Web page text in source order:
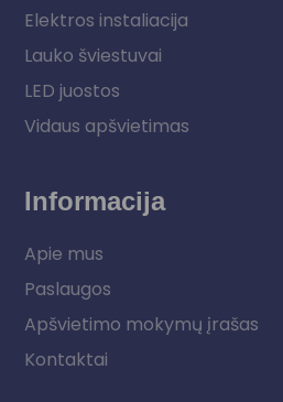
Elektros instaliacija
Lauko šviestuvai
LED juostos
Vidaus apšvietimas
Informacija
Apie mus
Paslaugos
Apšvietimo mokymų įrašas
Kontaktai